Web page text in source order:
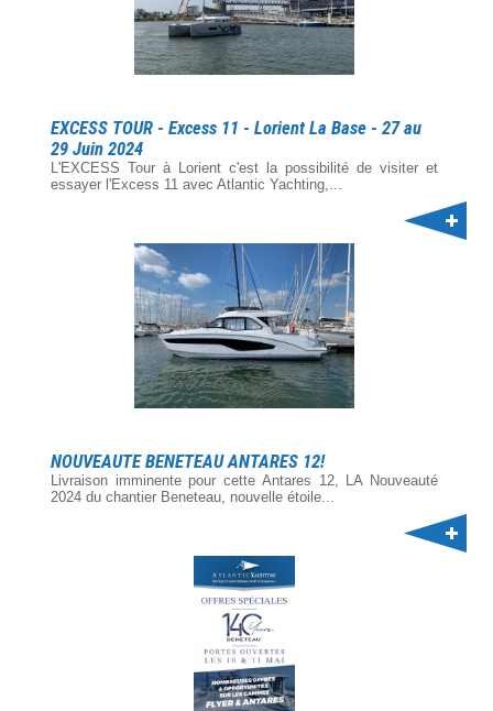
EXCESS TOUR - Excess 11 - Lorient La Base - 27 au
29 Juin 2024
L'EXCESS Tour à Lorient c'est la possibilité de visiter et
essayer l'Excess 11 avec Atlantic Yachting,...
NOUVEAUTE BENETEAU ANTARES 12!
Livraison imminente pour cette Antares 12, LA Nouveauté
2024 du chantier Beneteau, nouvelle étoile...